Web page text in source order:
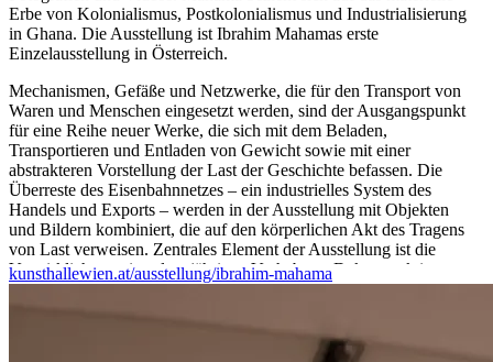
Erbe von Kolonialismus, Postkolonialismus und Industrialisierung
in Ghana. Die Ausstellung ist Ibrahim Mahamas erste
Einzelausstellung in Österreich.
Mechanismen, Gefäße und Netzwerke, die für den Transport von
Waren und Menschen eingesetzt werden, sind der Ausgangspunkt
für eine Reihe neuer Werke, die sich mit dem Beladen,
Transportieren und Entladen von Gewicht sowie mit einer
abstrakteren Vorstellung der Last der Geschichte befassen. Die
Überreste des Eisenbahnnetzes – ein industrielles System des
Handels und Exports – werden in der Ausstellung mit Objekten
und Bildern kombiniert, die auf den körperlichen Akt des Tragens
von Last verweisen. Zentrales Element der Ausstellung ist die
Verwirklichung eines langjährigen Vorhabens: Dekonstruktion,
Transport und Präsentation einer Diesellokomotive in
Trägerkonstruktion für die Lokomotive dienen.
kunsthallewien.at/ausstellung/ibrahim-mahama